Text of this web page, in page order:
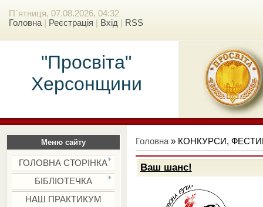
П`ятниця, 07.08.2026, 04:32
Головна
Реєстрація Вхід RSS
"Просвіта"
Херсонщини
Меню сайту
ГОЛОВНА СТОРІНКА
БІБЛІОТЕЧКА
НАШ ПРАКТИКУМ
Головна» КОНКУРСИ,
Ваш шанс!